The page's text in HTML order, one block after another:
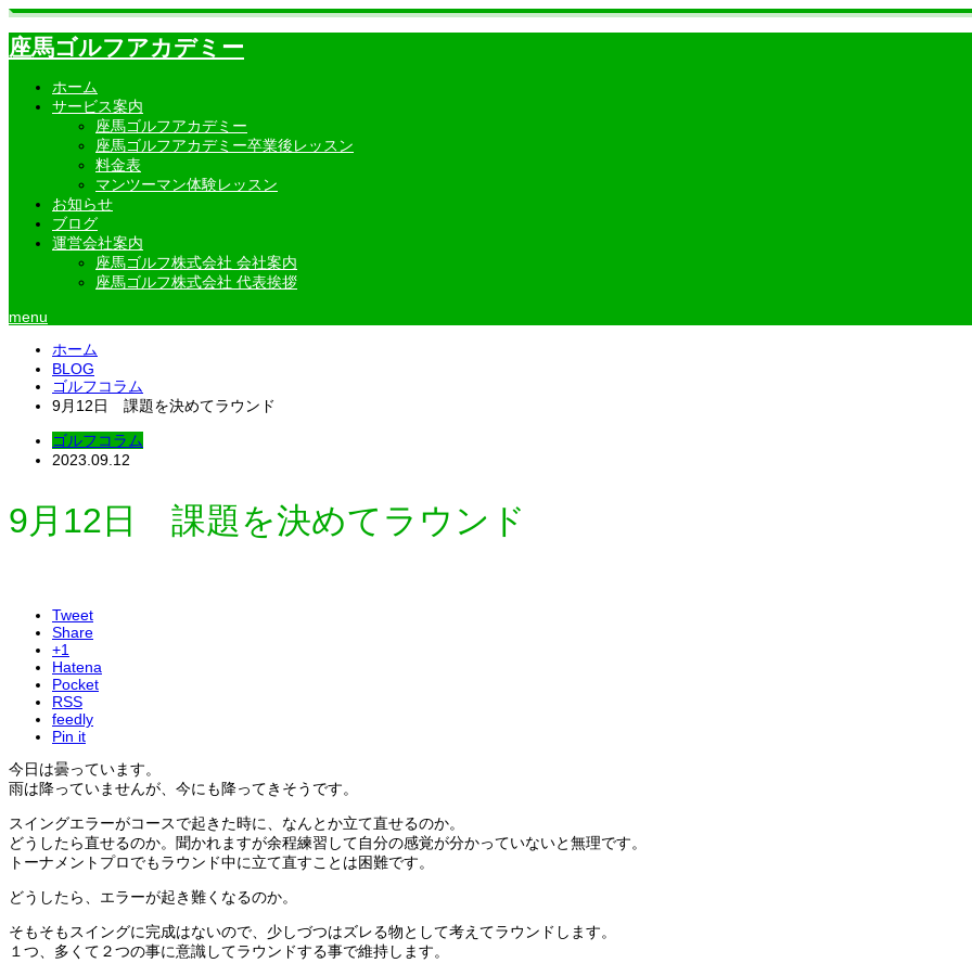
座馬ゴルフアカデミー
ホーム
サービス案内
座馬ゴルフアカデミー
座馬ゴルフアカデミー卒業後レッスン
料金表
マンツーマン体験レッスン
お知らせ
ブログ
運営会社案内
座馬ゴルフ株式会社 会社案内
座馬ゴルフ株式会社 代表挨拶
menu
ホーム
BLOG
ゴルフコラム
9月12日 課題を決めてラウンド
ゴルフコラム
2023.09.12
9月12日 課題を決めてラウンド
Tweet
Share
+1
Hatena
Pocket
RSS
feedly
Pin it
今日は曇っています。
雨は降っていませんが、今にも降ってきそうです。
スイングエラーがコースで起きた時に、なんとか立て直せるのか。
どうしたら直せるのか。聞かれますが余程練習して自分の感覚が分かっていないと無理です。
トーナメントプロでもラウンド中に立て直すことは困難です。
どうしたら、エラーが起き難くなるのか。
そもそもスイングに完成はないので、少しづつはズレる物として考えてラウンドします。
１つ、多くて２つの事に意識してラウンドする事で維持します。